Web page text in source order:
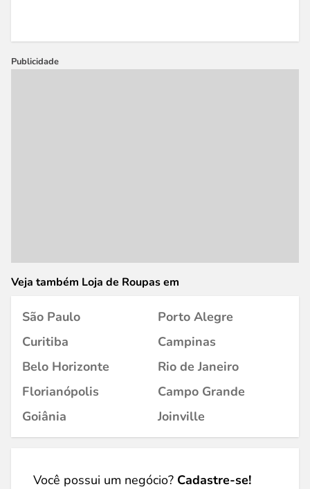
Publicidade
Veja também Loja de Roupas em
São Paulo
Porto Alegre
Curitiba
Campinas
Belo Horizonte
Rio de Janeiro
Florianópolis
Campo Grande
Goiânia
Joinville
Você possui um negócio? Cadastre-se!